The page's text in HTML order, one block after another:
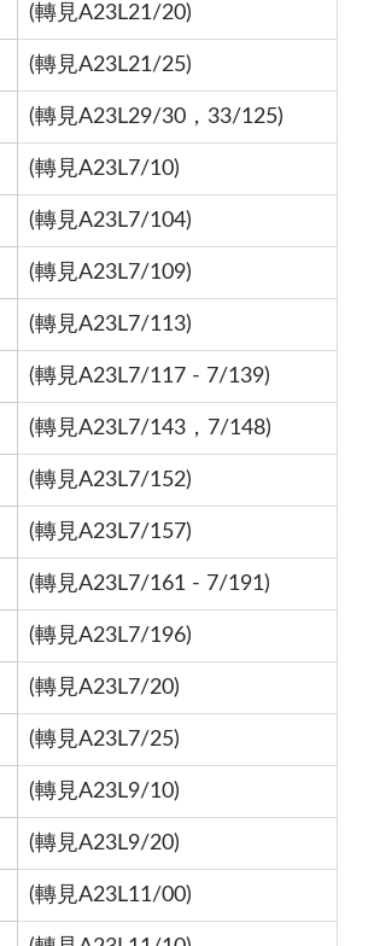
(轉見A23L21/20)
(轉見A23L21/25)
(轉見A23L29/30，33/125)
(轉見A23L7/10)
(轉見A23L7/104)
(轉見A23L7/109)
(轉見A23L7/113)
(轉見A23L7/117 - 7/139)
(轉見A23L7/143，7/148)
(轉見A23L7/152)
(轉見A23L7/157)
(轉見A23L7/161 - 7/191)
(轉見A23L7/196)
(轉見A23L7/20)
(轉見A23L7/25)
(轉見A23L9/10)
(轉見A23L9/20)
(轉見A23L11/00)